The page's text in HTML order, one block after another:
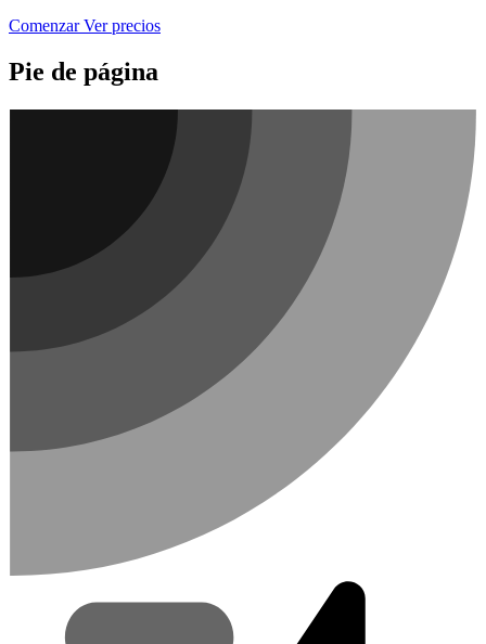
ComenzarVer precios
Pie de página